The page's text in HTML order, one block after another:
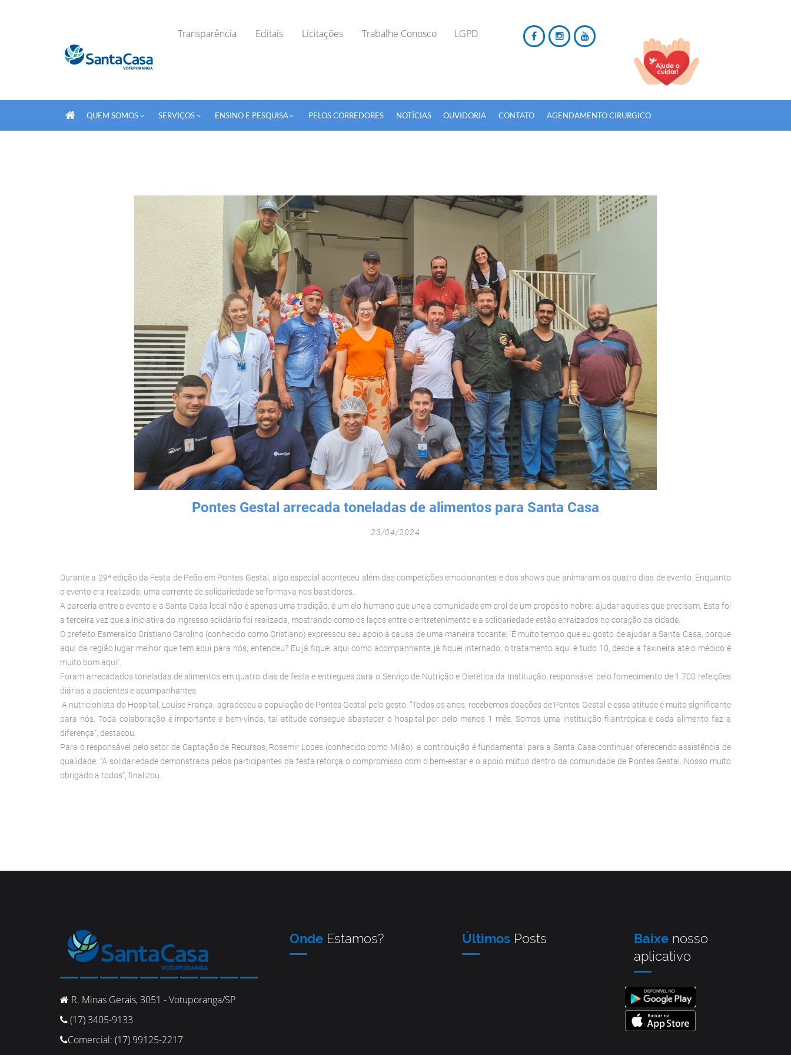
Transparência Editais Licitações Trabalhe Conosco LGPD
TODOS OS CAMPOS SÃO OBRIGATÓRIOS.
QUEM SOMOS SERVIÇOS ENSINO E PESQUISA PELOS CORREDORES NOTÍCIAS OUVIDORIA CONTATO AGENDAMENTO CIRURGICO
Pontes Gestal arrecada toneladas de alimentos para Santa Casa
23/04/2024
Durante a 29ª edição da Festa de Peão em Pontes Gestal, algo especial aconteceu além das competições emocionantes e dos shows que animaram os quatro dias de evento. Enquanto
o evento era realizado, uma corrente de solidariedade se formava nos bastidores.
A parceria entre o evento e a Santa Casa local não é apenas uma tradição, é um elo humano que une a comunidade em prol de um propósito nobre: ajudar aqueles que precisam. Esta foi
a terceira vez que a iniciativa do ingresso solidário foi realizada, mostrando como os laços entre o entretenimento e a solidariedade estão enraizados no coração da cidade.
O prefeito Esmeraldo Cristiano Carolino (conhecido como Cristiano) expressou seu apoio à causa de uma maneira tocante: "É muito tempo que eu gosto de ajudar a Santa Casa, porque
aqui da região lugar melhor que tem aqui para nós, entendeu? Eu já fiquei aqui como acompanhante, já fiquei internado, o tratamento aqui é tudo 10, desde a faxineira até o médico é
muito bom aqui".
Foram arrecadados toneladas de alimentos em quatro dias de festa e entregues para o Serviço de Nutrição e Dietética da Instituição, responsável pelo fornecimento de 1.700 refeições
diárias a pacientes e acompanhantes.
A nutricionista do Hospital, Louise França, agradeceu a população de Pontes Gestal pelo gesto. “Todos os anos, recebemos doações de Pontes Gestal e essa atitude é muito significante
para nós. Toda colaboração é importante e bem-vinda, tal atitude consegue abastecer o hospital por pelo menos 1 mês. Somos uma instituição filantrópica e cada alimento faz a
diferença”, destacou.
Para o responsável pelo setor de Captação de Recursos, Rosemir Lopes (conhecido como Milão), a contribuição é fundamental para a Santa Casa continuar oferecendo assistência de
qualidade. “A solidariedade demonstrada pelos participantes da festa reforça o compromisso com o bem-estar e o apoio mútuo dentro da comunidade de Pontes Gestal. Nosso muito
obrigado a todos”, finalizou.
R. Minas Gerais, 3051 - Votuporanga/SP
(17) 3405-9133
Comercial: (17) 99125-2217
Onde Estamos? ÚltimosPosts Baixe nosso
aplicativo